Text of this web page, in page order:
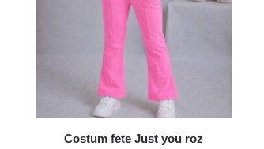
Costum fete Just you roz